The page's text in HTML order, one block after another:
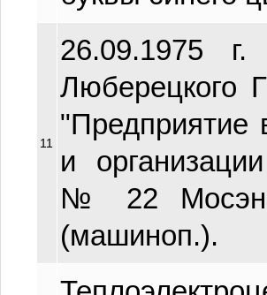
11
26.09.1975
Люберецкого
"Предприятие
и
№ 22
(машиноп.).